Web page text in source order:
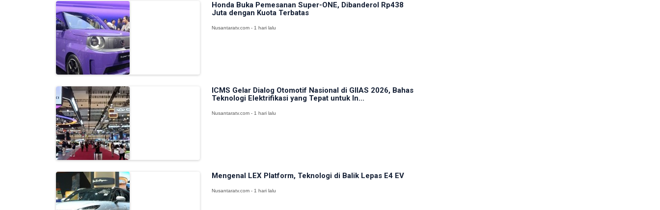
Honda Buka Pemesanan Super-ONE, Dibanderol Rp438
Juta dengan Kuota Terbatas
Nusantaratv.com - 1 hari lalu
ICMS Gelar Dialog Otomotif Nasional di GIIAS 2026, Bahas
Teknologi Elektrifikasi yang Tepat untuk In...
Nusantaratv.com - 1 hari lalu
Mengenal LEX Platform, Teknologi di Balik Lepas E4 EV
Nusantaratv.com - 1 hari lalu